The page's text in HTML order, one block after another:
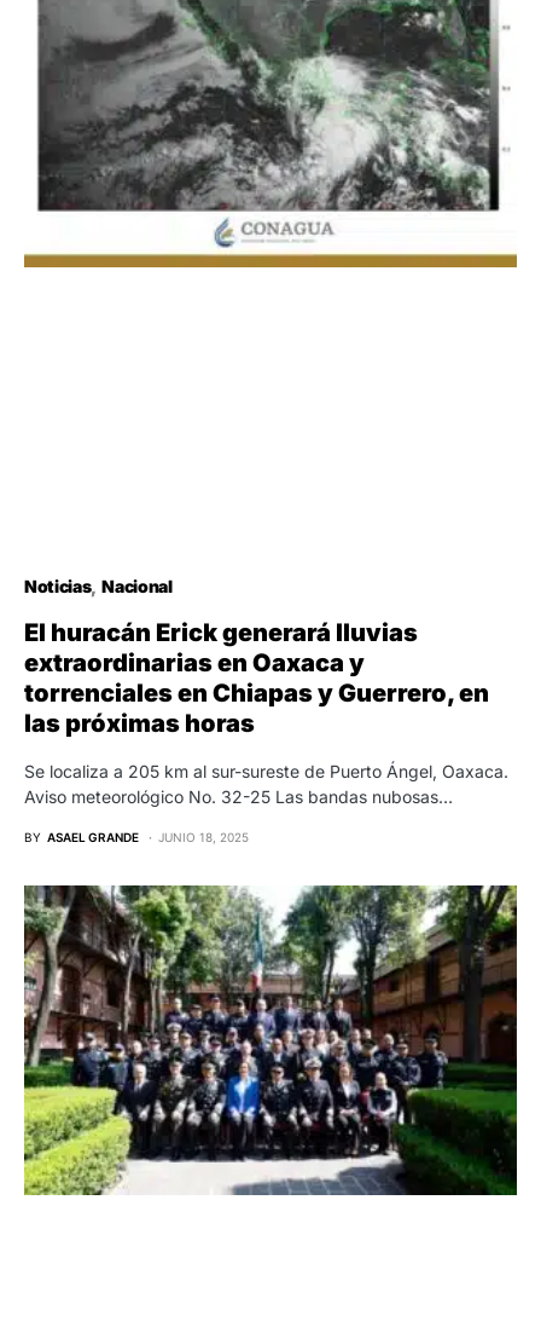
Noticias Nacional
El huracán Erick generará lluvias
extraordinarias en Oaxaca y
torrenciales en Chiapas y Guerrero, en
las próximas horas
Se localiza a 205 km al sur-sureste de Puerto Ángel, Oaxaca.
Aviso meteorológico No. 32-25 Las bandas nubosas…
BY ASAEL GRANDE JUNIO 18, 2025